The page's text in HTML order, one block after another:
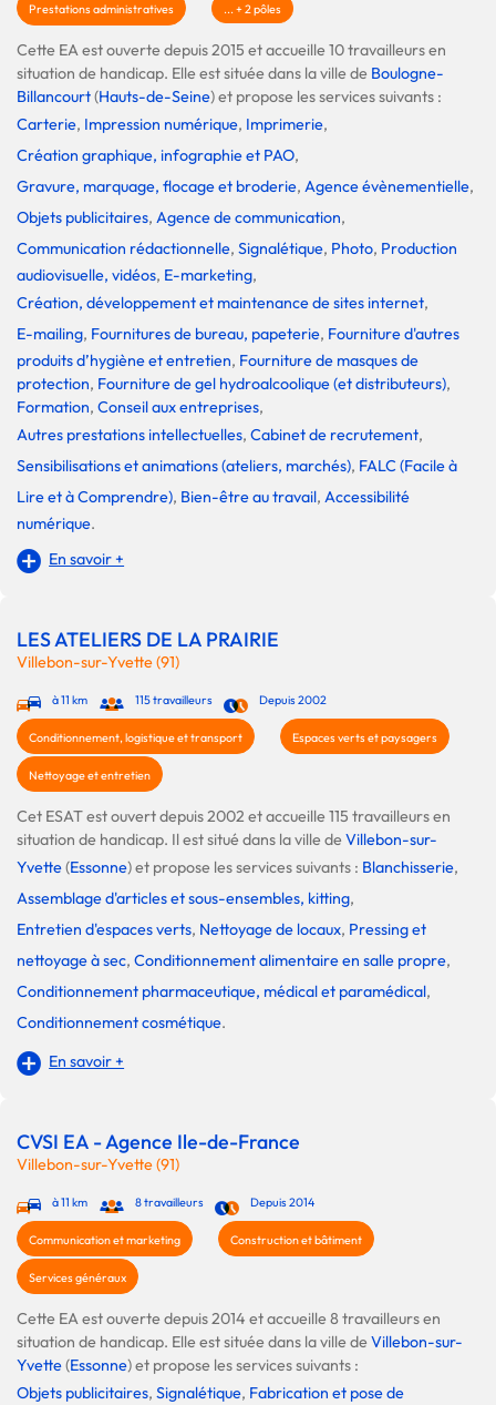
Prestations administratives ... + 2 pôles
Cette EA est ouverte depuis 2015 et accueille 10 travailleurs en
situation de handicap. Elle est située dans la ville de Boulogne-
Billancourt(Hauts-de-Seine) et propose les services suivants :
Carterie, Impression numérique, Imprimerie,
Création graphique, infographie et PAO,
Gravure, marquage, flocage et broderie, Agence évènementielle,
Objets publicitaires, Agence de communication,
Communication rédactionnelle, Signalétique, Photo, Production
audiovisuelle, vidéos, E-marketing,
Création, développement et maintenance de sites internet,
E-mailing, Fournitures de bureau, papeterie, Fourniture d'autres
produits d’hygiène et entretien, Fourniture de masques de
protection, Fourniture de gel hydroalcoolique (et distributeurs),
Formation, Conseil aux entreprises,
Autres prestations intellectuelles, Cabinet de recrutement,
Sensibilisations et animations (ateliers, marchés), FALC (Facile à
Lire et à Comprendre), Bien-être au travail, Accessibilité
numérique.
En savoir +
LES ATELIERS DE LA PRAIRIE
Villebon-sur-Yvette (91)
à 11 km 115 travailleurs Depuis 2002
Conditionnement, logistique et transport Espaces verts et paysagers
Nettoyage et entretien
Cet ESAT est ouvert depuis 2002 et accueille 115 travailleurs en
situation de handicap. Il est situé dans la ville deVillebon-sur-
Yvette(Essonne) et propose les services suivants : Blanchisserie,
Assemblage d'articles et sous-ensembles, kitting,
Entretien d'espaces verts, Nettoyage de locaux, Pressing et
nettoyage à sec, Conditionnement alimentaire en salle propre,
Conditionnement pharmaceutique, médical et paramédical,
Conditionnement cosmétique.
En savoir +
CVSI EA - Agence Ile-de-France
Villebon-sur-Yvette (91)
à 11 km 8 travailleurs Depuis 2014
Communication et marketing Construction et bâtiment
Services généraux
Cette EA est ouverte depuis 2014 et accueille 8 travailleurs en
situation de handicap. Elle est située dans la ville deVillebon-sur-
Yvette(Essonne) et propose les services suivants :
Objets publicitaires, Signalétique, Fabrication et pose de